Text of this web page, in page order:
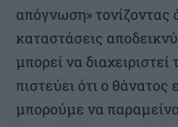
απόγνωση» τονίζοντας
καταστάσεις
μπορεί να
πιστεύει ότι ο θάνατος
μπορούμε να